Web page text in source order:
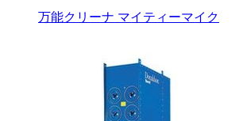
万能クリーナ マイティーマイク